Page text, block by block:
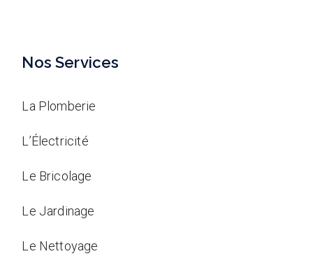
Nos Services
La Plomberie
L’Électricité
Le Bricolage
Le Jardinage
Le Nettoyage